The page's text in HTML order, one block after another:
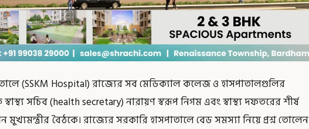
(SSKM Hospital) রাজ্যের সব মেডিক্যাল কলেজ ও হাসপাতালগুলির
স্বাস্থ্য সচিব (health secretary) নারায়ণ স্বরূপ নিগম এবং স্বাস্থ্য দফতরের শীর্ষ
বৈঠকে। রাজ্যের সরকারি হাসপাতালে বেড সমস্যা নিয়ে প্রশ্ন তোলেন